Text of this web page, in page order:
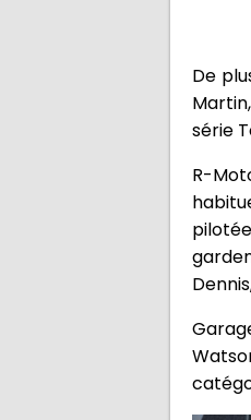
De
série
R-